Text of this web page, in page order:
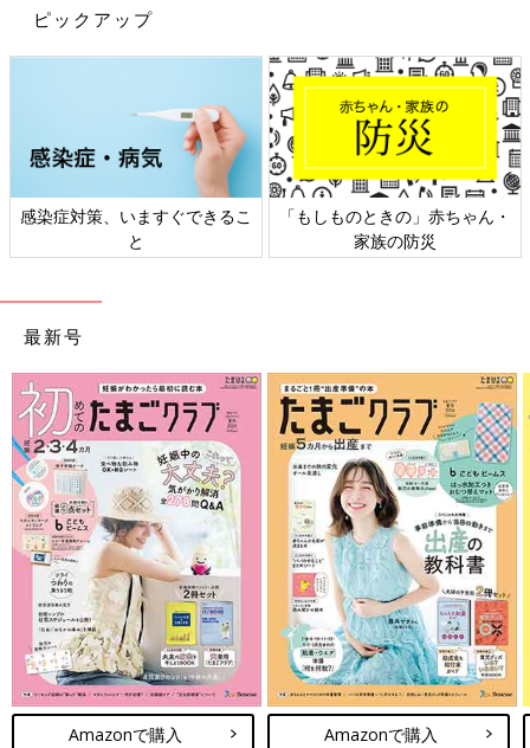
満生 補聴器を付けた状態で名前を呼ぶと反応できるくらいは聞
こえているようですが、コミュニケーションは、手話や指文字、
ジェスチャーを使っています。また、生後6カ月から難聴の療育
に月に2回通い、言語聴覚士から手話や言語を学んでいます。
の先生も、千尋のために簡単な手話や指文字を学んで、コ
ミュニケーションをとってくれています。
4歳になる長男の珀も、私や夫が使う手話やジェスチャーを自然
に覚えたようで、妹に手話やジェスチャーを使うこともありま
んは、どのような関係ですか？
満生 けんかも多いですが、よく一緒に踊ってはしゃいでいます
ね。珀は、「千尋ちゃん、座っとったらかわいい、動くと怪
獣！」と言っています(笑)。一方で、珀は、千尋のサポートもし
てくれます。娘が補聴器をつけ始めたとき、息子はまだ3歳でし
たが、補聴器をつける理由を話しておいたら、補聴器がはずれる
と「ママ、はずれているよ」と教えてくれました。
そんな2人を見ていると、言葉を超えて心でつながっていると感
じます。
――千尋ちゃんを助けてくれる存在がたくさんいるんですね。
満生 そうなんです。保育園の先生、療育の先生、病院のスタッ
フのみなさん、私の友人、そして家族。この「チーム千尋」で病
ピックアップ
感染症対策、いますぐできるこ
と
「もしものときの」赤ちゃん・
家族の防災
最新号
Amazonで購入 Amazonで購入